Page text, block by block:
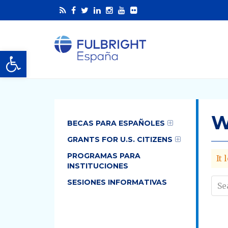
Abrir barra de herramientas
It
BECAS PARA ESPAÑOLES
GRANTS FOR U.S. CITIZENS
PROGRAMAS PARA
INSTITUCIONES
SESIONES INFORMATIVAS